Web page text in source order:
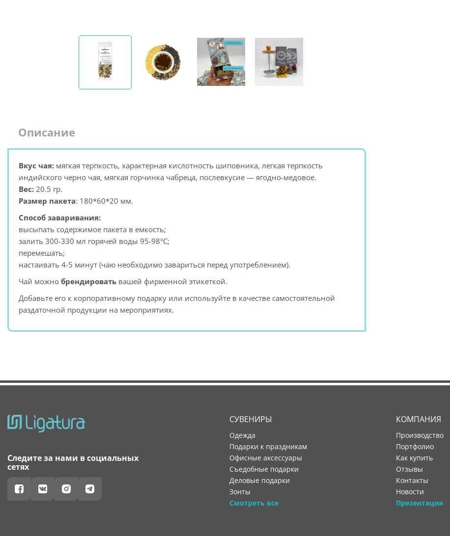
Описание
Вкус чая: мягкая терпкость, характерная кислотность шиповника, легкая терпкость
индийского черно чая, мягкая горчинка чабреца, послевкусие — ягодно-медовое.
Вес: 20.5 гр.
Размер пакета: 180*60*20 мм.
Способ заваривания:
высыпать содержимое пакета в емкость;
залить 300-330 мл горячей воды 95-98°С;
перемешать;
настаивать 4-5 минут (чаю необходимо завариться перед употреблением).
Чай можно брендировать вашей фирменной этикеткой.
Добавьте его к корпоративному подарку или используйте в качестве самостоятельной
раздаточной продукции на мероприятиях.
Следите за нами в социальных
сетях
СУВЕНИРЫ
Одежда
Подарки к праздникам
Офисные аксессуары
Съедобные подарки
Деловые подарки
Зонты
Смотреть все
КОМПАНИЯ
производство
портфолио
как купить
отзывы
контакты
новости
Презентация